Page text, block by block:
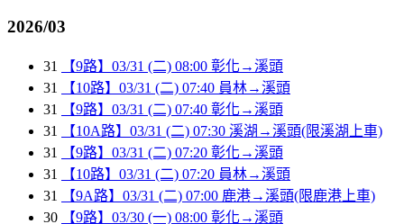
2026/03
31
【9路】03/31 (二) 08:00 彰化→溪頭
31
【10路】03/31 (二) 07:40 員林→溪頭
31
【9路】03/31 (二) 07:40 彰化→溪頭
31
【10A路】03/31 (二) 07:30 溪湖→溪頭(限溪湖上車)
31
【9路】03/31 (二) 07:20 彰化→溪頭
31
【10路】03/31 (二) 07:20 員林→溪頭
31
【9A路】03/31 (二) 07:00 鹿港→溪頭(限鹿港上車)
30
【9路】03/30 (一) 08:00 彰化→溪頭